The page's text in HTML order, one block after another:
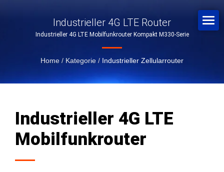
Industrieller 4G LTE Router
Industrieller 4G LTE Mobilfunkrouter Kompakt M330-Serie
Home / Kategorie / Industrieller Zellularrouter
Industrieller 4G LTE
Mobilfunkrouter